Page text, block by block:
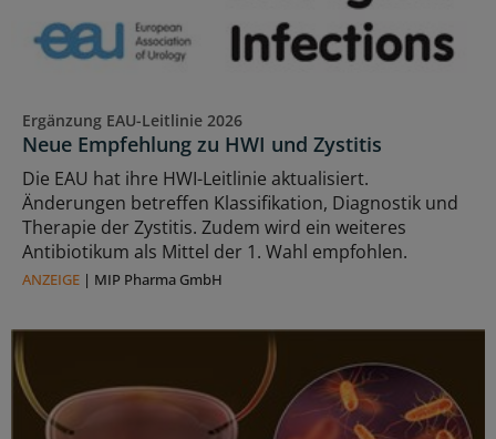
Ergänzung EAU-Leitlinie 2026
Neue Empfehlung zu HWI und Zystitis
Die EAU hat ihre HWI-Leitlinie aktualisiert.
Änderungen betreffen Klassifikation, Diagnostik und
Therapie der Zystitis. Zudem wird ein weiteres
Antibiotikum als Mittel der 1. Wahl empfohlen.
ANZEIGE | MIP Pharma GmbH